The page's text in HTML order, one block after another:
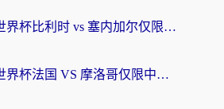
在海外看世界杯比利时 vs 塞内加尔仅限中国大陆？我找到了最流畅的中文解说之路
在国外看世界杯法国 VS 摩洛哥仅限中国大陆？海外党这样看中文解说赛事不卡顿